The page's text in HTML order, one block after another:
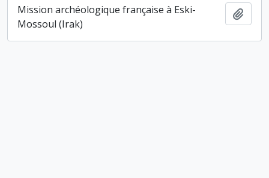
Mission archéologique française à Eski-
Mossoul (Irak)